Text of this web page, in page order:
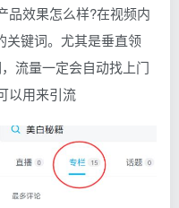
品效果怎么样?在视频内
关键词。尤其是垂直领
流量一定会自动找上门
以用来引流